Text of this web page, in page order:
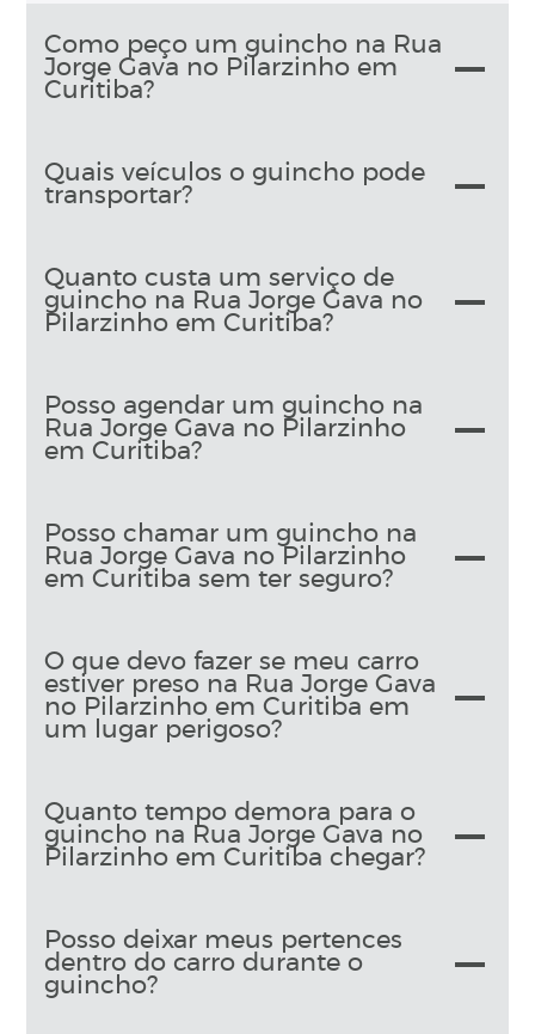
Como peço um guincho na Rua
Jorge Gava no Pilarzinho em
Curitiba?
Quais veículos o guincho pode
transportar?
Quanto custa um serviço de
guincho na Rua Jorge Gava no
Pilarzinho em Curitiba?
Posso agendar um guincho na
Rua Jorge Gava no Pilarzinho
em Curitiba?
Posso chamar um guincho na
Rua Jorge Gava no Pilarzinho
em Curitiba sem ter seguro?
O que devo fazer se meu carro
estiver preso na Rua Jorge Gava
no Pilarzinho em Curitiba em
um lugar perigoso?
Quanto tempo demora para o
guincho na Rua Jorge Gava no
Pilarzinho em Curitiba chegar?
Posso deixar meus pertences
dentro do carro durante o
guincho?